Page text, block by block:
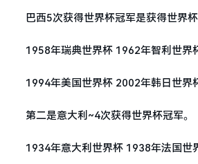
巴西5次获得世界杯冠军是获得世界杯
1958年瑞典世界杯 1962年智利世界
1994年美国世界杯 2002年韩日世界
第二是意大利~4次获得世界杯冠军。
1934年意大利世界杯 1938年法国